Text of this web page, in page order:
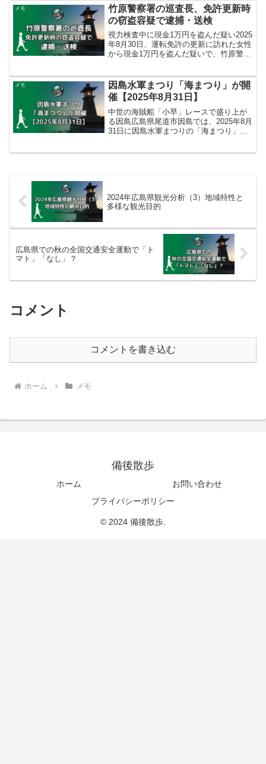
た。事件は、妻と同居する家族から「母
が凶器で殴...
メモ
竹原警察署の巡査長、免許更新時
の窃盗容疑で逮捕・送検
視力検査中に現金1万円を盗んだ疑い2025
年8月30日、運転免許の更新に訪れた女性
から現金1万円を盗んだ疑いで、竹原警察
月下旬に、当時容疑者が勤務していた竹
原署大崎...
メモ
因島水軍まつり「海まつり」が開
催【2025年8月31日】
中世の海賊船「小早」レースで盛り上が
る因島広島県尾道市因島では、2025年8月
31日に因島水軍まつりの「海まつり」が
2024年広島県観光分析（3）地域特性と
多様な観光目的
広島県での秋の全国交通安全運動で「ト
マト」「なし」？
コメント
コメントを書き込む
ホーム メモ
備後散歩
ホーム
お問い合わせ
プライバシーポリシー
© 2024 備後散歩.